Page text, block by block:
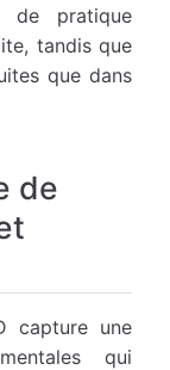
de pratique
tandis que
que dans
de
capture une
qui